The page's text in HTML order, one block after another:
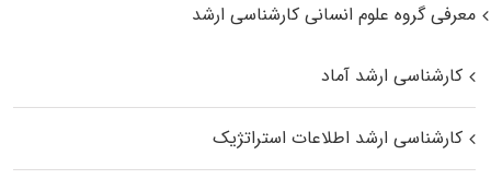
معرفی گروه علوم انسانی کارشناسی ارشد
کارشناسی ارشد آماد
کارشناسی ارشد اطلاعات استراتژیک